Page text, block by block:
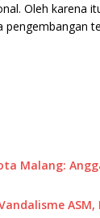
Oleh karena
Malang: